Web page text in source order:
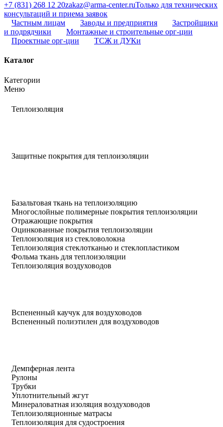
+7 (831) 268 12 20zakaz@arma-center.ruТолько для технических
консультаций и приема заявок
Частным лицам
Заводы и предприятия
Застройщики
и подрядчики
Монтажные и строительные орг-ции
Проектные орг-ции
ТСЖ и ДУКи
Каталог
Категории
Меню
Теплоизоляция
Защитные покрытия для теплоизоляции
Базальтовая ткань на теплоизоляцию
Многослойные полимерные покрытия теплоизоляции
Отражающие покрытия
Оцинкованные покрытия теплоизоляции
Теплоизоляция из стекловолокна
Теплоизоляция стеклотканью и стеклопластиком
Фольма ткань для теплоизоляции
Теплоизоляция воздуховодов
Вспененный каучук для воздуховодов
Вспененный полиэтилен для воздуховодов
Демпферная лента
Рулоны
Трубки
Уплотнительный жгут
Минераловатная изоляция воздуховодов
Теплоизоляционные матрасы
Теплоизоляция для судостроения